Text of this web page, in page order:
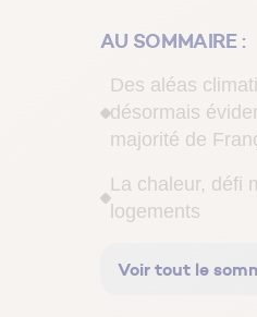
AU SOMMAIRE :
Des aléas
désormais
majorité de
La chaleur, défi
logements
Voir tout le